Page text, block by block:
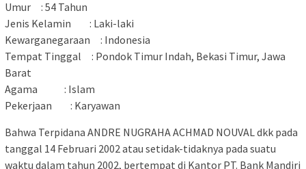
Umur : 54 Tahun
Jenis Kelamin : Laki-laki
Kewarganegaraan : Indonesia
Tempat Tinggal : Pondok Timur Indah, Bekasi Timur, Jawa
Barat
Agama : Islam
Pekerjaan : Karyawan
Bahwa Terpidana ANDRE NUGRAHA ACHMAD NOUVAL dkk pada
tanggal 14 Februari 2002 atau setidak-tidaknya pada suatu
waktu dalam tahun 2002, bertempat di Kantor PT. Bank Mandiri